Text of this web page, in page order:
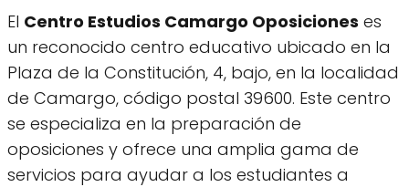
El Centro Estudios Camargo Oposiciones es
un reconocido centro educativo ubicado en la
Plaza de la Constitución, 4, bajo, en la localidad
de Camargo, código postal 39600. Este centro
se especializa en la preparación de
oposiciones y ofrece una amplia gama de
servicios para ayudar a los estudiantes a